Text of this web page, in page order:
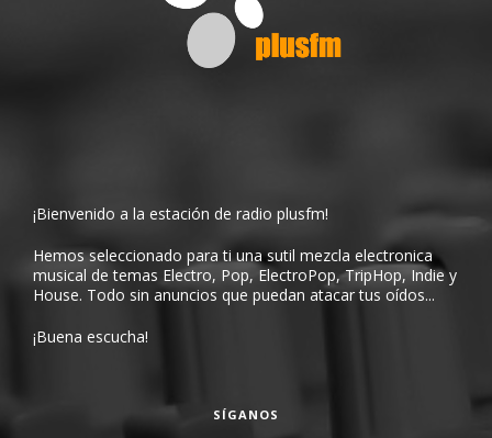
¡Bienvenido a la estación de radio plusfm!
Hemos seleccionado para ti una sutil mezcla electronica
musical de temas Electro, Pop, ElectroPop, TripHop, Indie y
House. Todo sin anuncios que puedan atacar tus oídos...
¡Buena escucha!
SÍGANOS